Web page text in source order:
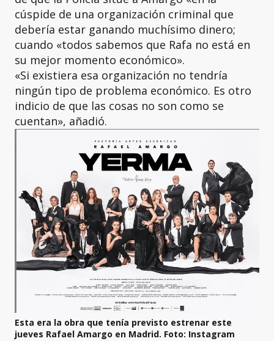
cúspide de una organización criminal que
debería estar ganando muchísimo dinero;
cuando «todos sabemos que Rafa no está en
su mejor momento económico».
«Si existiera esa organización no tendría
ningún tipo de problema económico. Es otro
indicio de que las cosas no son como se
cuentan», añadió.
Esta era la obra que tenía previsto estrenar este
jueves Rafael Amargo en Madrid. Foto: Instagram